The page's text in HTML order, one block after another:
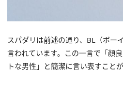
スパダリは前述の通り、BL（ボー
言われています。この一言で「顔
トな男性」と簡潔に言い表すこと